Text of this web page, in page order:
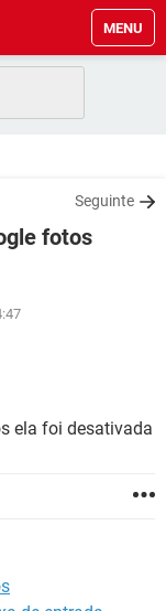
MENU
Seguinte
fotos
ela foi desativada